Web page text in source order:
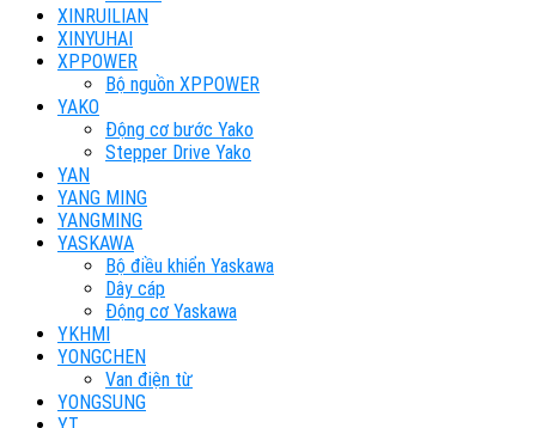
XINRUILIAN
XINYUHAI
XPPOWER
Bộ nguồn XPPOWER
YAKO
Động cơ bước Yako
Stepper Drive Yako
YAN
YANG MING
YANGMING
YASKAWA
Bộ điều khiển Yaskawa
Dây cáp
Động cơ Yaskawa
YKHMI
YONGCHEN
Van điện từ
YONGSUNG